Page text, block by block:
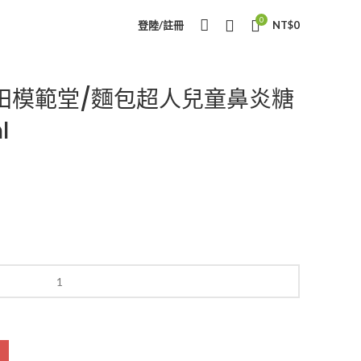
登陸/註冊 0 NT$0
模範堂/麵包超人兒童鼻炎糖